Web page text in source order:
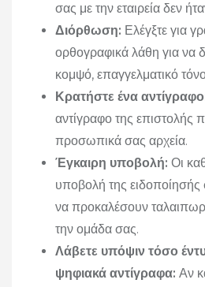
σας με την εταιρεία δεν
Διόρθωση: Ελέγξτε για
ορθογραφικά λάθη για να
κομψό, επαγγελματικό
Κρατήστε ένα
αντίγραφο της επιστολής
προσωπικά σας αρχεία.
Έγκαιρη υποβολή: Οι
υποβολή της
να προκαλέσουν
την ομάδα σας.
Λάβετε υπόψιν τόσο
ψηφιακά αντίγραφα: Αν